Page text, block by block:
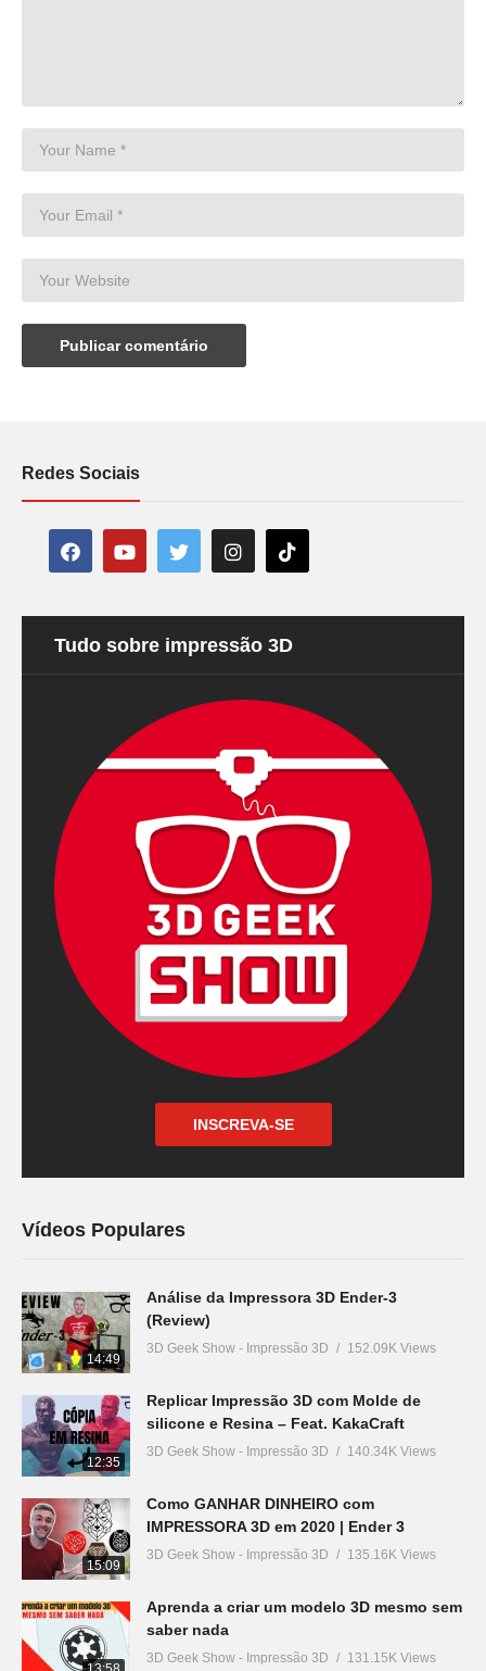
Redes Sociais
Tudo sobre impressão 3D
INSCREVA-SE
Vídeos Populares
14:49
Análise da Impressora 3D Ender-3
(Review)
3D Geek Show - Impressão 3D 152.09K Views
12:35
Replicar Impressão 3D com Molde de
silicone e Resina – Feat. KakaCraft
3D Geek Show - Impressão 3D 140.34K Views
15:09
Como GANHAR DINHEIRO com
IMPRESSORA 3D em 2020 | Ender 3
3D Geek Show - Impressão 3D 135.16K Views
Aprenda a criar um modelo 3D mesmo sem
saber nada
3D Geek Show - Impressão 3D 131.15K Views